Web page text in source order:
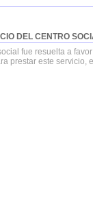
DEL CENTRO
fue resuelta a
prestar este servicio,